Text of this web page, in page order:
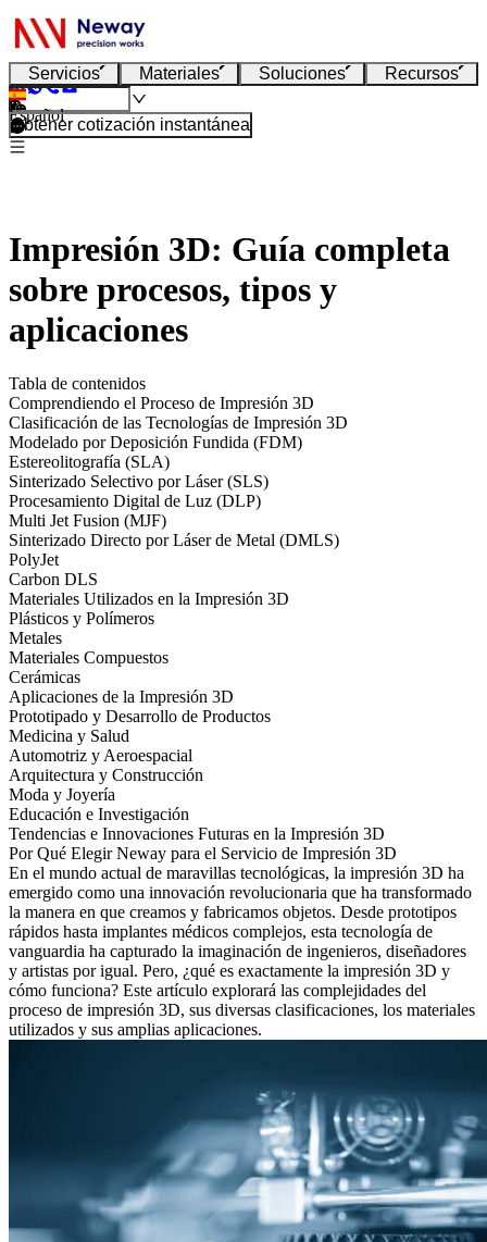
Servicios Materiales Soluciones Recursos
Español
Obtener cotización instantánea
Impresión 3D: Guía completa
sobre procesos, tipos y
aplicaciones
Tabla de contenidos
Comprendiendo el Proceso de Impresión 3D
Clasificación de las Tecnologías de Impresión 3D
Modelado por Deposición Fundida (FDM)
Estereolitografía (SLA)
Sinterizado Selectivo por Láser (SLS)
Procesamiento Digital de Luz (DLP)
Multi Jet Fusion (MJF)
Sinterizado Directo por Láser de Metal (DMLS)
PolyJet
Carbon DLS
Materiales Utilizados en la Impresión 3D
Plásticos y Polímeros
Metales
Materiales Compuestos
Cerámicas
Aplicaciones de la Impresión 3D
Prototipado y Desarrollo de Productos
Medicina y Salud
Automotriz y Aeroespacial
Arquitectura y Construcción
Moda y Joyería
Educación e Investigación
Tendencias e Innovaciones Futuras en la Impresión 3D
Por Qué Elegir Neway para el Servicio de Impresión 3D
En el mundo actual de maravillas tecnológicas, la impresión 3D ha
emergido como una innovación revolucionaria que ha transformado
la manera en que creamos y fabricamos objetos. Desde prototipos
rápidos hasta implantes médicos complejos, esta tecnología de
vanguardia ha capturado la imaginación de ingenieros, diseñadores
y artistas por igual. Pero, ¿qué es exactamente la impresión 3D y
cómo funciona? Este artículo explorará las complejidades del
proceso de impresión 3D, sus diversas clasificaciones, los materiales
utilizados y sus amplias aplicaciones.